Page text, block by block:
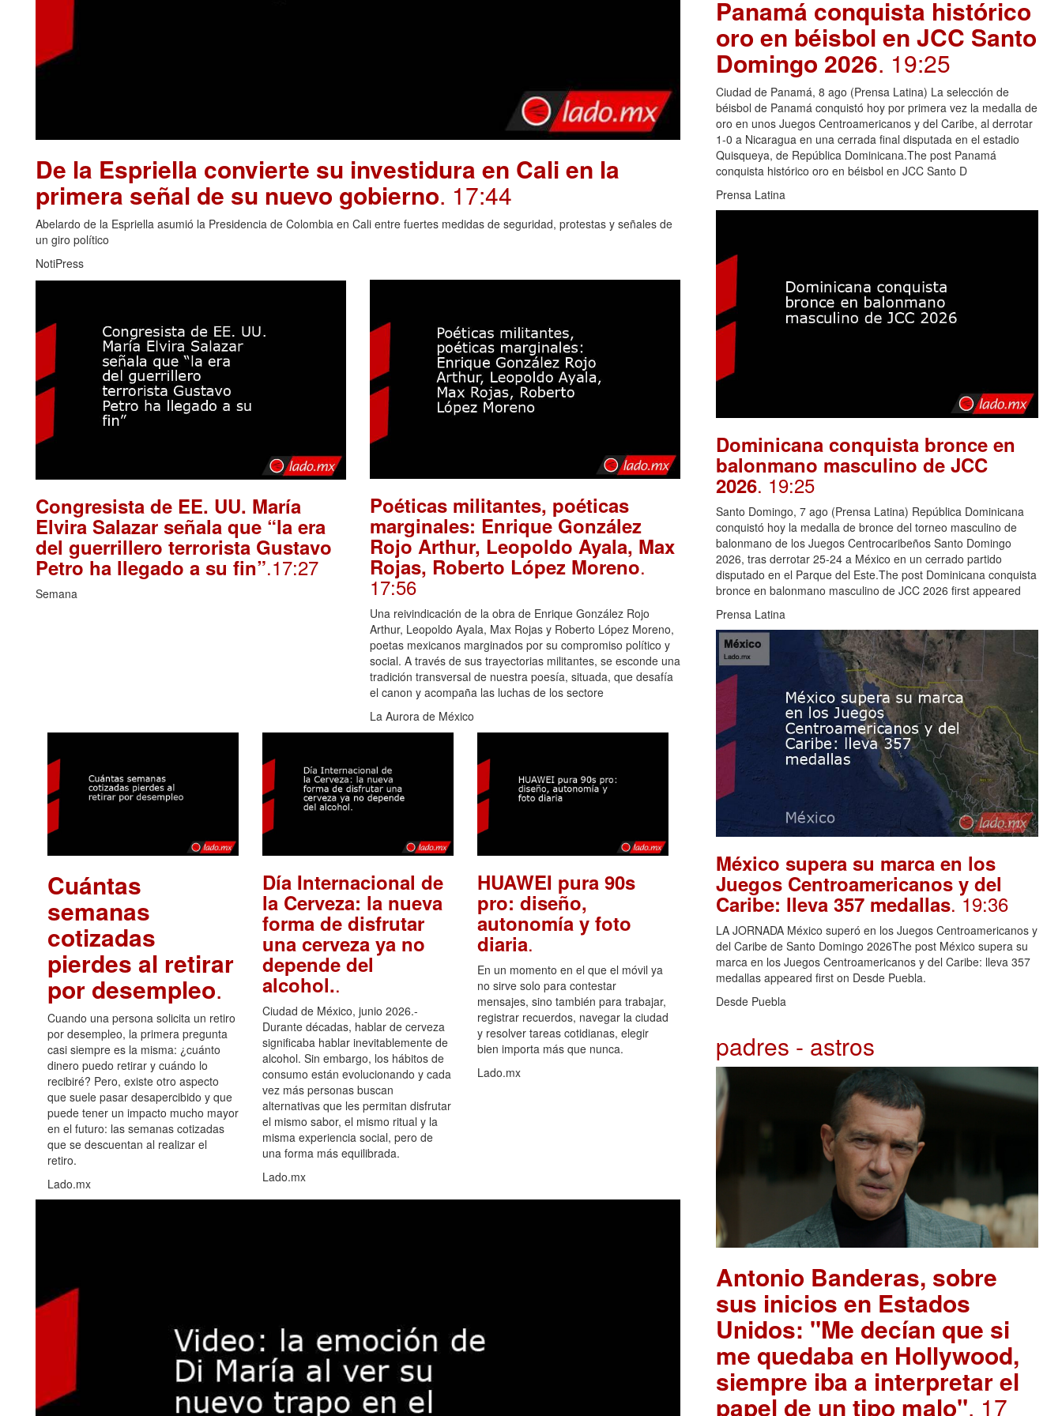
De la Espriella convierte su investidura en Cali en la
primera señal de su nuevo gobierno. 17:44
Abelardo de la Espriella asumió la Presidencia de Colombia en Cali entre fuertes medidas de seguridad, protestas y señales de
un giro político
NotiPress
Congresista de EE. UU. María
Elvira Salazar señala que “la era
del guerrillero terrorista Gustavo
Petro ha llegado a su fin”.17:27
Semana
Poéticas militantes, poéticas
marginales: Enrique González
Rojo Arthur, Leopoldo Ayala, Max
Rojas, Roberto López Moreno.
17:56
Una reivindicación de la obra de Enrique González Rojo
Arthur, Leopoldo Ayala, Max Rojas y Roberto López Moreno,
poetas mexicanos marginados por su compromiso político y
social. A través de sus trayectorias militantes, se esconde una
tradición transversal de nuestra poesía, situada, que desafía
el canon y acompaña las luchas de los sectore
La Aurora de México
Cuántas
semanas
cotizadas
pierdes al retirar
por desempleo.
Cuando una persona solicita un retiro
por desempleo, la primera pregunta
casi siempre es la misma: ¿cuánto
dinero puedo retirar y cuándo lo
recibiré? Pero, existe otro aspecto
que suele pasar desapercibido y que
puede tener un impacto mucho mayor
en el futuro: las semanas cotizadas
que se descuentan al realizar el
retiro.
Lado.mx
Día Internacional de
la Cerveza: la nueva
forma de disfrutar
una cerveza ya no
depende del
alcohol..
Ciudad de México, junio 2026.-
Durante décadas, hablar de cerveza
significaba hablar inevitablemente de
alcohol. Sin embargo, los hábitos de
consumo están evolucionando y cada
vez más personas buscan
alternativas que les permitan disfrutar
el mismo sabor, el mismo ritual y la
misma experiencia social, pero de
una forma más equilibrada.
Lado.mx
HUAWEI pura 90s
pro: diseño,
autonomía y foto
diaria.
En un momento en el que el móvil ya
no sirve solo para contestar
mensajes, sino también para trabajar,
registrar recuerdos, navegar la ciudad
y resolver tareas cotidianas, elegir
bien importa más que nunca.
Lado.mx
Panamá conquista histórico
oro en béisbol en JCC Santo
Domingo 2026. 19:25
Ciudad de Panamá, 8 ago (Prensa Latina) La selección de
béisbol de Panamá conquistó hoy por primera vez la medalla de
oro en unos Juegos Centroamericanos y del Caribe, al derrotar
1-0 a Nicaragua en una cerrada final disputada en el estadio
Quisqueya, de República Dominicana.The post Panamá
conquista histórico oro en béisbol en JCC Santo D
Prensa Latina
Dominicana conquista bronce en
balonmano masculino de JCC
2026. 19:25
Santo Domingo, 7 ago (Prensa Latina) República Dominicana
conquistó hoy la medalla de bronce del torneo masculino de
balonmano de los Juegos Centrocaribeños Santo Domingo
2026, tras derrotar 25-24 a México en un cerrado partido
disputado en el Parque del Este.The post Dominicana conquista
bronce en balonmano masculino de JCC 2026 first appeared
Prensa Latina
México supera su marca en los
Juegos Centroamericanos y del
Caribe: lleva 357 medallas. 19:36
LA JORNADA México superó en los Juegos Centroamericanos y
del Caribe de Santo Domingo 2026The post México supera su
marca en los Juegos Centroamericanos y del Caribe: lleva 357
medallas appeared first on Desde Puebla.
Desde Puebla
padres - astros
Antonio Banderas, sobre
sus inicios en Estados
Unidos: "Me decían que si
me quedaba en Hollywood,
siempre iba a interpretar el
papel de un tipo malo". 17